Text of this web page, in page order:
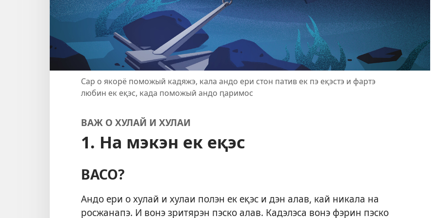
Сар о якорё поможый кадяжэ, кала андо ери стон патив ек пэ еқэстэ и фартэ
любин ек еқэс, када поможый андо ԥаримос
ВАЖ О ХУЛАЙ И ХУЛАИ
1. На мэкэн ек еқэс
ВАСО?
Андо ери о хулай и хулаи полэн ек еқэс и дэн алав, кай никала на
росжанапэ. И вонэ зритярэн пэско алав. Кадэлэса вонэ фэрин пэско